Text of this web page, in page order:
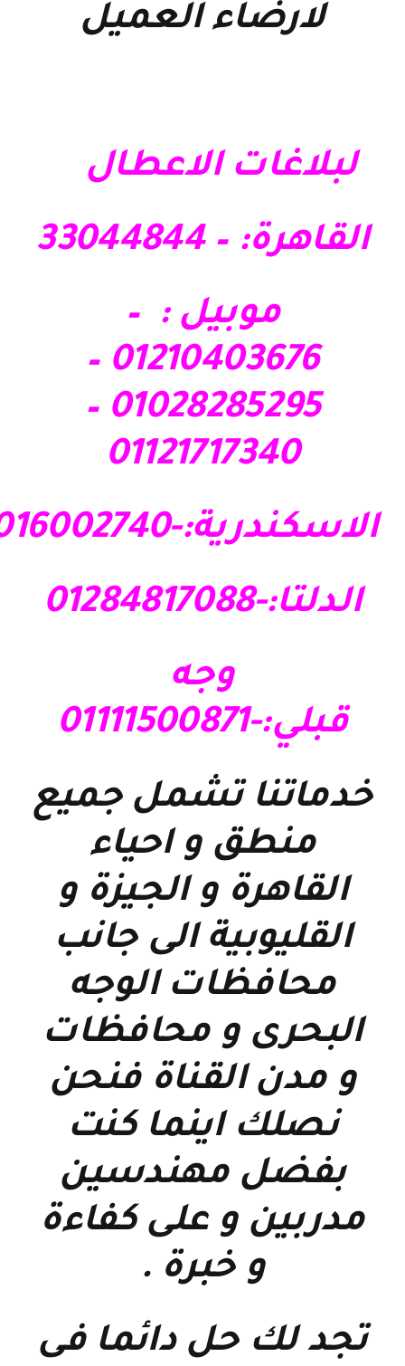
لارضاء العميل
لبلاغات الاعطال
القاهرة: – 33044844
موبيل : –
01210403676 –
01028285295 –
01121717340
الاسكندرية:-01016002740
الدلتا:-01284817088
وجه
قبلي:-01111500871
خدماتنا تشمل جميع
منطق و احياء
القاهرة و الجيزة و
القليوبية الى جانب
محافظات الوجه
البحرى و محافظات
و مدن القناة فنحن
نصلك اينما كنت
بفضل مهندسين
مدربين و على كفاءة
و خبرة .
تجد لك حل دائما فى